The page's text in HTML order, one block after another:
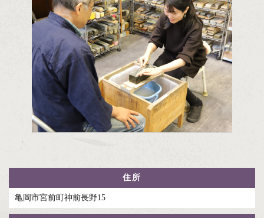
住所
亀岡市宮前町神前長野15